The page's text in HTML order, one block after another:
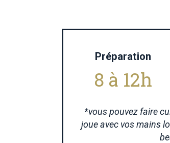
Préparation
8 à 12h
*vous pouvez faire
joue avec vos mains